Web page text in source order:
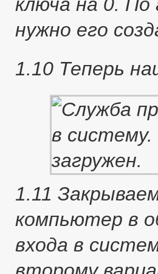
нужно его
1.10 Теперь
1.11
компьютер в
входа в